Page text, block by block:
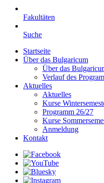
Fakultäten
Suche
Startseite
Über das Bulgaricum
Über das
Verlauf des
Aktuelles
Aktuelles
Kurse
Programm 26/27
Kurse
Anmeldung
Kontakt